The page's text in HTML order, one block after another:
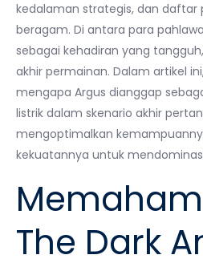
kedalaman strategis, dan daftar
beragam. Di antara para
sebagai kehadiran yang
akhir permainan. Dalam artikel
mengapa Argus dianggap
listrik dalam skenario akhir
mengoptimalkan
kekuatannya untuk
The Dark